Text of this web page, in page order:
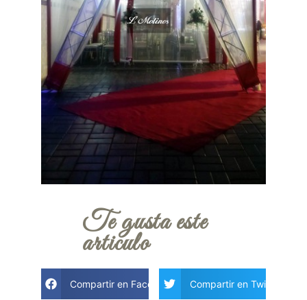
Te gusta este
articulo
Compartir en Facebook Compartir en Twitter